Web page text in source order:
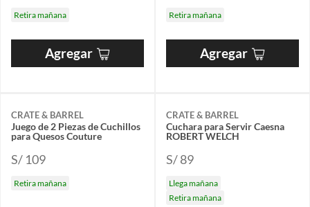
Retira mañana
Agregar
Retira mañana
Agregar
CRATE & BARREL
Juego de 2 Piezas de Cuchillos
para Quesos Couture
S/ 109
Retira mañana
CRATE & BARREL
Cuchara para Servir Caesna
ROBERT WELCH
S/ 89
Llega mañana
Retira mañana